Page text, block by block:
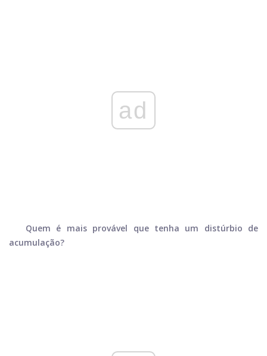
ad
Quem é mais provável que tenha um distúrbio de
acumulação?